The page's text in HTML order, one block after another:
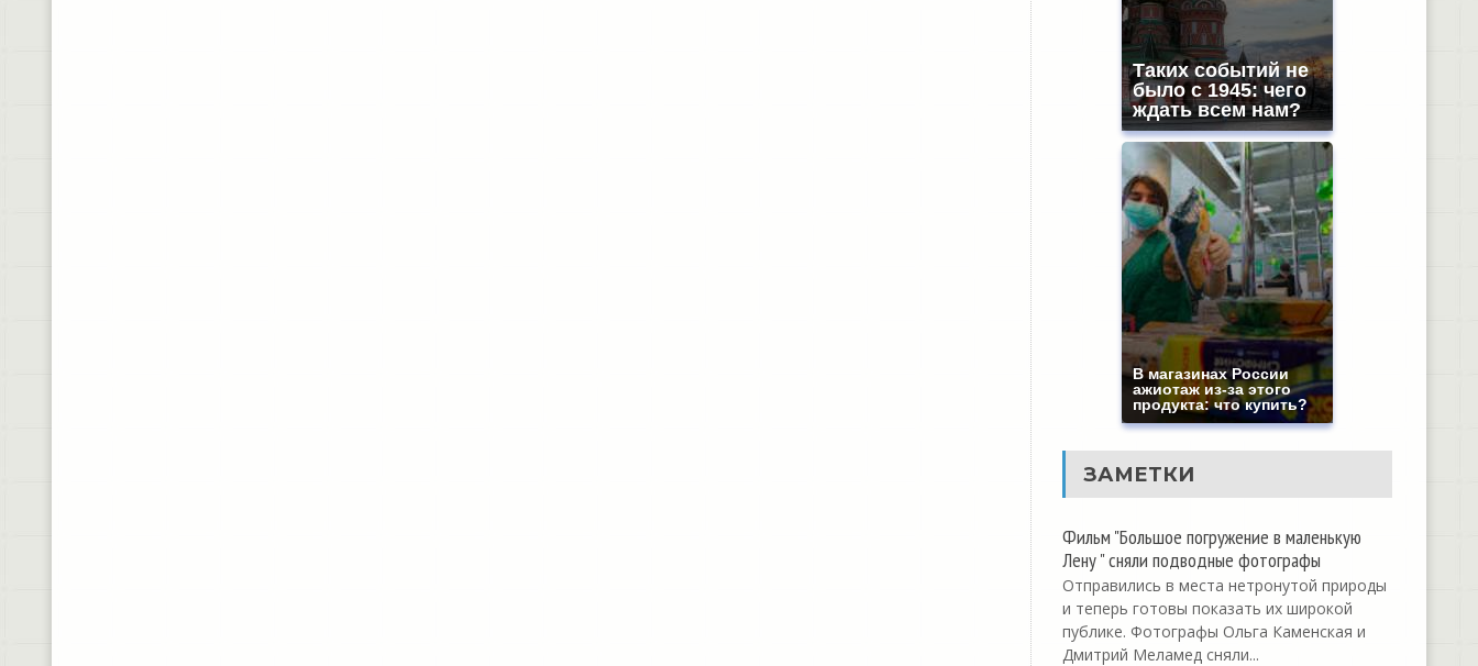
Таких событий не
было с 1945: чего
ждать всем нам?
В магазинах России
ажиотаж из-за этого
продукта: что купить?
ЗАМЕТКИ
Фильм "Большое погружение в маленькую
Лену " сняли подводные фотографы
Отправились в места нетронутой природы
и теперь готовы показать их широкой
публике. Фотографы Ольга Каменская и
Дмитрий Меламед сняли...